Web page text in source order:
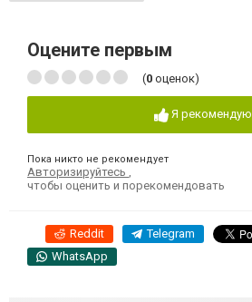
Оцените первым
(0 оценок)
Я рекомендую
Пока никто не рекомендует
Авторизируйтесь
чтобы оценить и порекомендовать
Reddit Telegram
WhatsApp